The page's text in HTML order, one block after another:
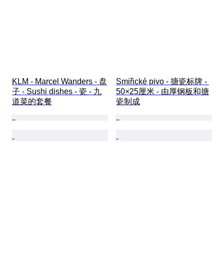
KLM - Marcel Wanders - 盘
子 - Sushi dishes - 瓷 - 九
道菜的套餐
Smiřické pivo - 搪瓷标牌 -
50×25厘米 - 由厚钢板和搪
瓷制成